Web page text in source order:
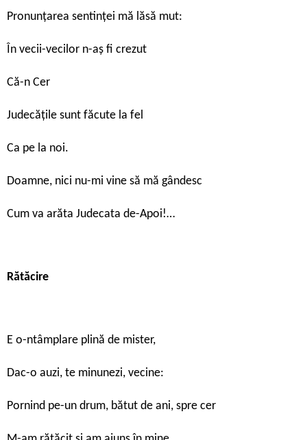
Pronunțarea sentinței mă lăsă mut:
În vecii-vecilor n-aș fi crezut
Că-n Cer
Judecățile sunt făcute la fel
Ca pe la noi.
Doamne, nici nu-mi vine să mă gândesc
Cum va arăta Judecata de-Apoi!…
Rătăcire
E o-ntâmplare plină de mister,
Dac-o auzi, te minunezi, vecine:
Pornind pe-un drum, bătut de ani, spre cer